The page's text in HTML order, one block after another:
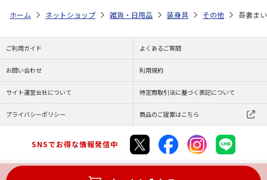
ホーム ネットショップ 雑貨・日用品 装身具 その他 吾妻ま
ご利用ガイド よくあるご質問
お問い合わせ 利用規約
サイト運営会社について 特定商取引法に基づく表記について
プライバシーポリシー 商品のご提案はこちら
SNSでお得な情報発信中